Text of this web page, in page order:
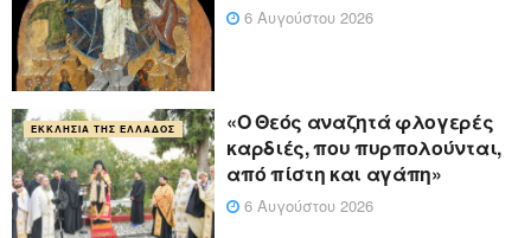
6 Αυγούστου 2026
ΕΚΚΛΗΣΊΑ ΤΗΣ ΕΛΛΆΔΟΣ
«Ο Θεός αναζητά φλογερές
καρδιές, που πυρπολούνται,
από πίστη και αγάπη»
6 Αυγούστου 2026